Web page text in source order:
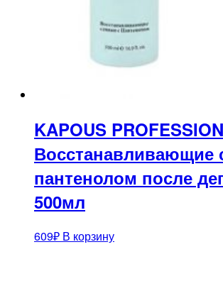
KAPOUS
Восстанавливающие
пантенолом после
500мл
609₽ В корзину